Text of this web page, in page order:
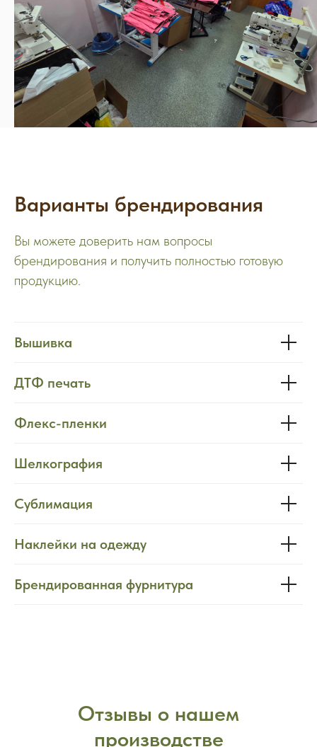
Варианты брендирования
Вы можете доверить нам вопросы
брендирования и получить полностью готовую
продукцию.
Вышивка
ДТФ печать
Флекс-пленки
Шелкография
Сублимация
Наклейки на одежду
Брендированная фурнитура
Отзывы о нашем
производстве